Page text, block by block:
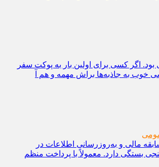
بود. اگر کسی برای اولین بار به پوکت سفر
خوب به جاذبه‌ها براش مهمه و هم آ
مالی و به‌روزرسانی اطلاعات در
بستگی دارد. معمولاً با پرداخت منظم